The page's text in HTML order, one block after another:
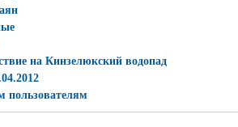
на Кинзелюкский водопад
пользователям